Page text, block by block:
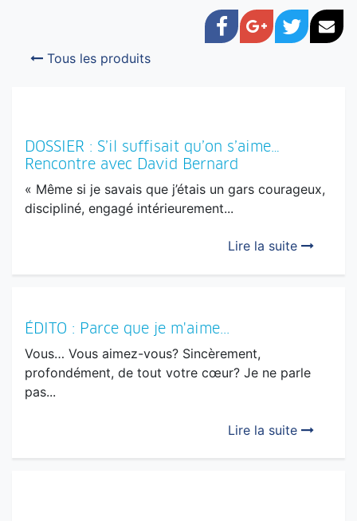
Facebook
Google+
Twitter
Tous les produits
DOSSIER : S’il suffisait qu’on s’aime…
Rencontre avec David Bernard
« Même si je savais que j’étais un gars courageux,
discipliné, engagé intérieurement...
Lire la suite
ÉDITO : Parce que je m'aime...
Vous… Vous aimez-vous? Sincèrement,
profondément, de tout votre cœur? Je ne parle
pas...
Lire la suite